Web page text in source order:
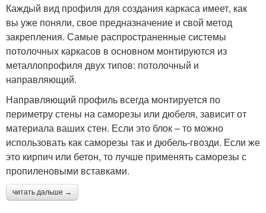
Каждый вид профиля для создания каркаса имеет, как
вы уже поняли, свое предназначение и свой метод
закрепления. Самые распространенные системы
потолочных каркасов в основном монтируются из
металлопрофиля двух типов: потолочный и
направляющий.
Направляющий профиль всегда монтируется по
периметру стены на саморезы или дюбеля, зависит от
материала ваших стен. Если это блок – то можно
использовать как саморезы так и дюбель-гвозди. Если же
это кирпич или бетон, то лучше применять саморезы с
пропиленовыми вставками.
читать дальше →